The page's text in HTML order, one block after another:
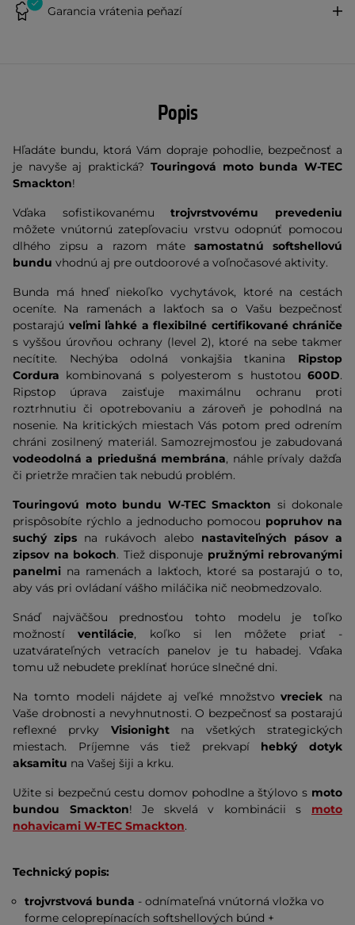
Garancia vrátenia peňazí
Popis
Hľadáte bundu, ktorá Vám dopraje pohodlie, bezpečnosť a
je navyše aj praktická? Touringová moto bunda W-TEC
Smackton!
Vďaka sofistikovanémutrojvrstvovému prevedeniu
môžete vnútornú zatepľovaciu vrstvu odopnúť pomocou
dlhého zipsu a razom máte samostatnú softshellovú
bundu vhodnú aj pre outdoorové a voľnočasové aktivity.
Bunda má hneď niekoľko vychytávok, ktoré na cestách
oceníte. Na ramenách a lakťoch sa o Vašu bezpečnosť
postarajú veľmi ľahké a flexibilné certifikované chrániče
s vyššou úrovňou ochrany (level 2), ktoré na sebe takmer
necítite. Nechýba odolná vonkajšia tkanina Ripstop
Cordura kombinovaná s polyesterom s hustotou 600D.
Ripstop úprava zaisťuje maximálnu ochranu proti
roztrhnutiu či opotrebovaniu a zároveň je pohodlná na
nosenie. Na kritických miestach Vás potom pred odrením
chráni zosilnený materiál. Samozrejmosťou je zabudovaná
vodeodolná a priedušná membrána, náhle prívaly dažďa
či prietrže mračien tak nebudú problém.
Touringovú moto bundu W-TEC Smackton si dokonale
prispôsobíte rýchlo a jednoducho pomocou popruhov na
suchý zips na rukávoch alebo nastaviteľných pásov a
zipsov na bokoch. Tiež disponuje pružnými rebrovanými
panelmi na ramenách a lakťoch, ktoré sa postarajú o to,
aby vás pri ovládaní vášho miláčika nič neobmedzovalo.
Snáď najväčšou prednosťou tohto modelu je toľko
možnostíventilácie, koľko si len môžete priať -
uzatvárateľných vetracích panelov je tu habadej. Vďaka
tomu už nebudete preklínať horúce slnečné dni.
Na tomto modeli nájdete aj veľké množstvovreciek na
Vaše drobnosti a nevyhnutnosti. O bezpečnosť sa postarajú
reflexné prvky Visionightna všetkých strategických
miestach. Príjemne vás tiež prekvapí hebký dotyk
aksamitu na Vašej šiji a krku.
Užite si bezpečnú cestu domov pohodlne a štýlovo s moto
bundou Smackton! Je skvelá v kombinácii s moto
nohavicami W-TEC Smackton.
Technický popis:
trojvrstvová bunda - odnímateľná vnútorná vložka vo
forme celoprepínacích softshellových búnd +